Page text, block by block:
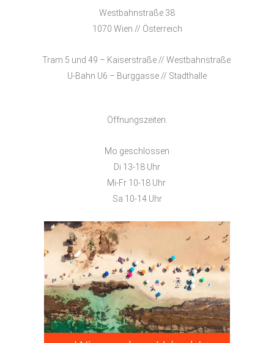
Westbahnstraße 38
1070 Wien // Österreich
Tram 5 und 49 – Kaiserstraße // Westbahnstraße
U-Bahn U6 – Burggasse // Stadthalle
Öffnungszeiten:
Mo geschlossen
Di 13-18 Uhr
Mi-Fr 10-18 Uhr
Sa 10-14 Uhr